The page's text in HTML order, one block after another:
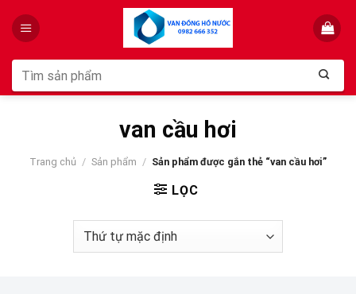
Tìm
kiếm:
van cầu hơi
Trang chủ / Sản phẩm / Sản phẩm được gắn thẻ “van cầu hơi”
LỌC